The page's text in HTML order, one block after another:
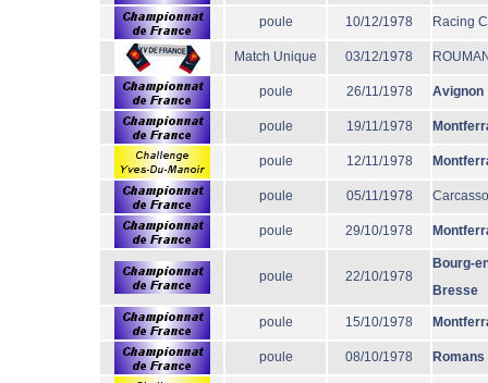
poule 10/12/1978 Racing
Match Unique 03/12/1978
poule 26/11/1978 Avignon
poule 19/11/1978
poule 12/11/1978
poule 05/11/1978
poule 29/10/1978
poule 22/10/1978
Bourg-
Bresse
poule 15/10/1978
poule 08/10/1978 Romans